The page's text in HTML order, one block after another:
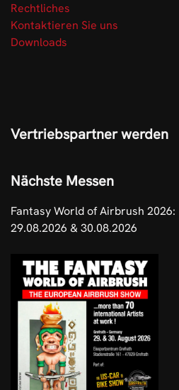
Rechtliches
Kontaktieren Sie uns
Downloads
Vertriebspartner werden
Nächste Messen
Fantasy World of Airbrush 2026:
29.08.2026 & 30.08.2026